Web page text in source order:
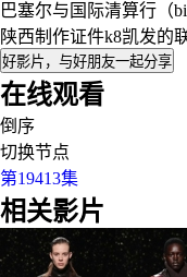
巴塞尔与国际清算行（
陕西制作证件k8凯发的
好影片，与好朋友一起分享
在线观看
倒序
切换节点
第19413集
相关影片